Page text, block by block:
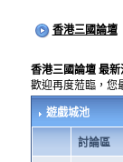
香港三國論壇
香港三國論壇 最新
歡迎再度蒞臨，您
遊戲城池
討論區